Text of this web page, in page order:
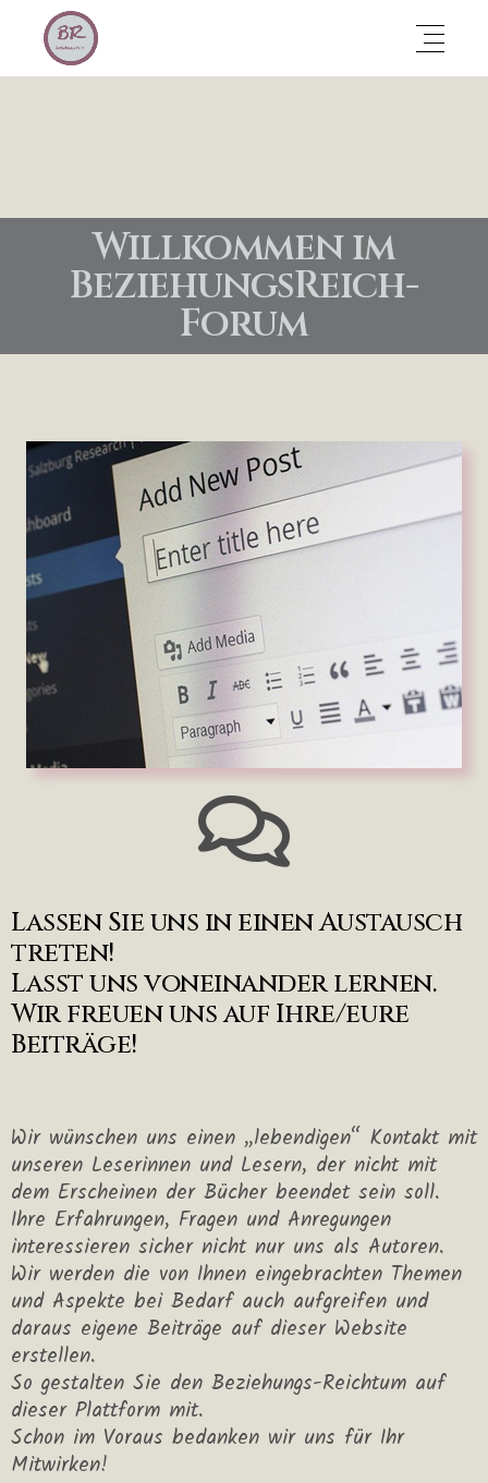
Willkommen im
BeziehungsReich-
Forum
Lassen Sie uns in einen Austausch
treten!
Lasst uns voneinander lernen.
Wir freuen uns auf Ihre/eure
Beiträge!
Wir wünschen uns einen „lebendigen“ Kontakt mit
unseren Leserinnen und Lesern, der nicht mit
dem Erscheinen der Bücher beendet sein soll.
Ihre Erfahrungen, Fragen und Anregungen
interessieren sicher nicht nur uns als Autoren.
Wir werden die von Ihnen eingebrachten Themen
und Aspekte bei Bedarf auch aufgreifen und
daraus eigene Beiträge auf dieser Website
erstellen.
So gestalten Sie den Beziehungs-Reichtum auf
dieser Plattform mit.
Schon im Voraus bedanken wir uns für Ihr
Mitwirken!